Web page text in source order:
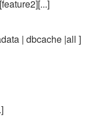
| dbcache |all ]